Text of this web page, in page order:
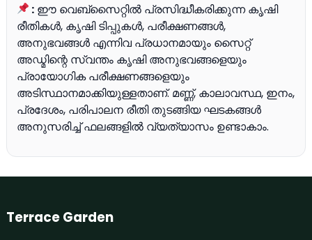
: ഈ വെബ്സൈറ്റിൽ പ്രസിദ്ധീകരിക്കുന്ന കൃഷി
രീതികൾ, കൃഷി ടിപ്പുകൾ, പരീക്ഷണങ്ങൾ,
അനുഭവങ്ങൾ എന്നിവ പ്രധാനമായും സൈറ്റ്
അഡ്മിന്റെ സ്വന്തം കൃഷി അനുഭവങ്ങളെയും
പ്രായോഗിക പരീക്ഷണങ്ങളെയും
അടിസ്ഥാനമാക്കിയുള്ളതാണ്. മണ്ണ്, കാലാവസ്ഥ, ഇനം,
പ്രദേശം, പരിപാലന രീതി തുടങ്ങിയ ഘടകങ്ങൾ
അനുസരിച്ച് ഫലങ്ങളിൽ വ്യത്യാസം ഉണ്ടാകാം.
Terrace Garden